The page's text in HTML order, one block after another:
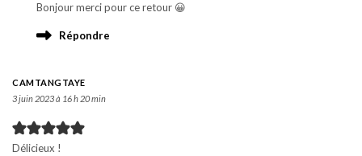
Bonjour merci pour ce retour 😀
Répondre
CAMTANGTAYE
3 juin 2023 à 16 h 20 min
Délicieux !